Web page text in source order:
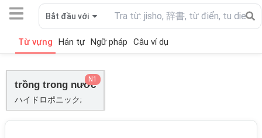
Bắt đầu với
Từ vựng Hán tự Ngữ pháp Câu ví dụ
trồng trong nước
ハイドロポニック;
N1